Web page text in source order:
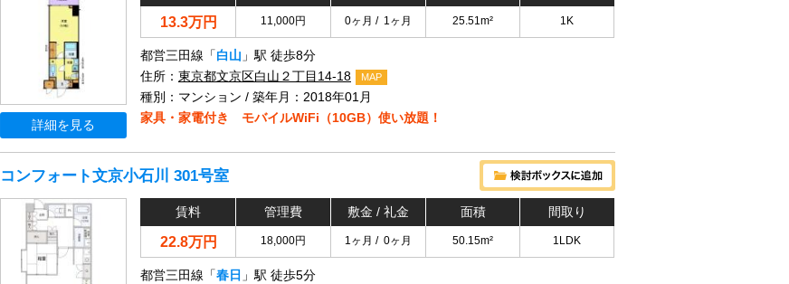
詳細を見る
13.3万円 11,000円 0ヶ月 / 1ヶ月 25.51m² 1K
都営三田線「 白山 」駅 徒歩8分
住所： 東京都文京区白山２丁目14-18 MAP
種別：マンション / 築年月：2018年01月
家具・家電付き モバイルWiFi（10GB）使い放題！
コンフォート文京小石川 301号室
賃料 管理費 敷金 / 礼金 面積 間取り
22.8万円 18,000円 1ヶ月 / 0ヶ月 50.15m² 1LDK
都営三田線「 春日 」駅 徒歩5分